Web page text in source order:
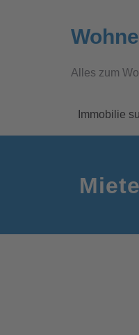
Alles zum
Immobilie